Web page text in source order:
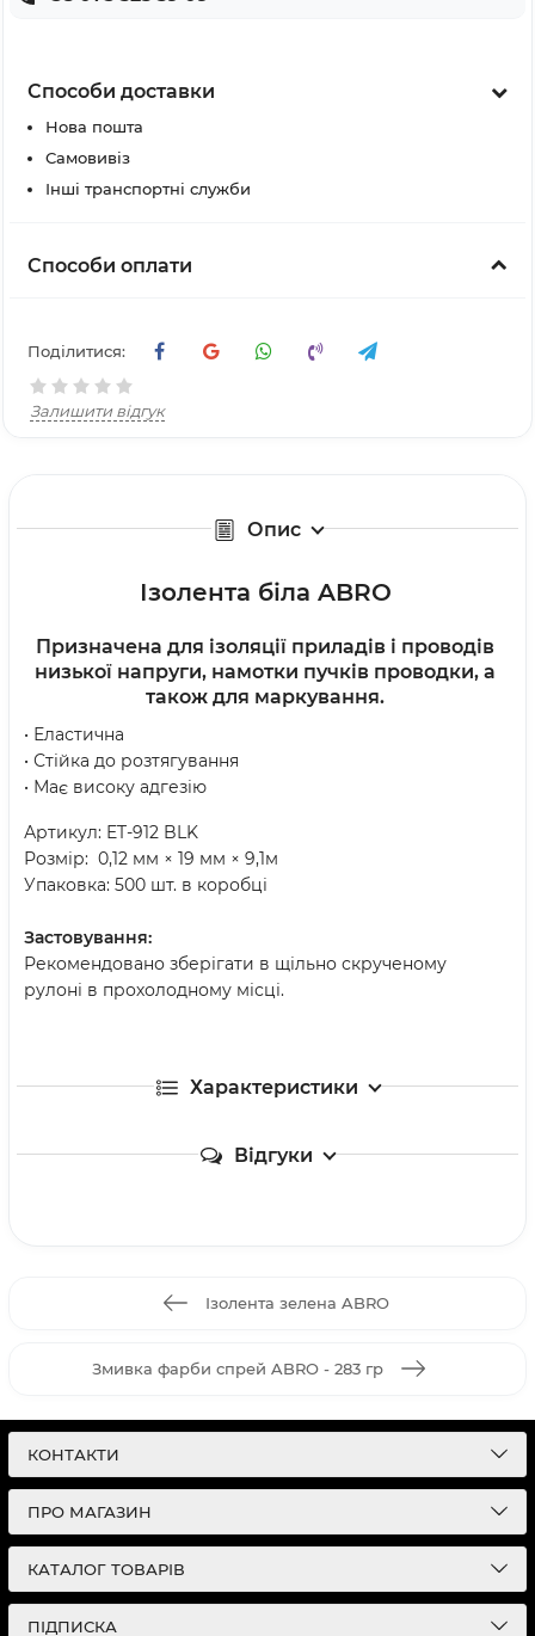
Способи доставки
Нова пошта
Самовивіз
Інші транспортні служби
Способи оплати
Поділитися:
Залишити відгук
Опис
Ізолента біла ABRO
Призначена для ізоляції приладів і проводів
низької напруги, намотки пучків проводки, а
також для маркування.
• Еластична
• Стійка до розтягування
• Має високу адгезію
Артикул: ET-912 BLK
Розмір: 0,12 мм × 19 мм × 9,1м
Упаковка: 500 шт. в коробці
Застовування:
Рекомендовано зберігати в щільно скрученому
рулоні в прохолодному місці.
Характеристики
Відгуки
Ізолента зелена ABRO
Змивка фарби спрей ABRO - 283 гр
КОНТАКТИ
ПРО МАГАЗИН
КАТАЛОГ ТОВАРІВ
ПІДПИСКА